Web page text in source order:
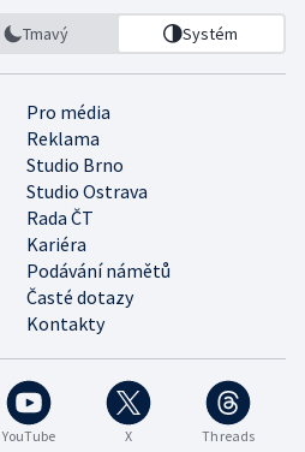
Tmavý Systém
Pro média
Reklama
Studio Brno
Studio Ostrava
Rada ČT
Kariéra
Podávání námětů
Časté dotazy
Kontakty
YouTube X Threads